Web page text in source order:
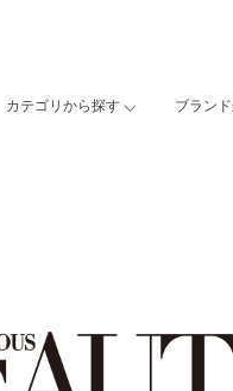
カテゴリから探す ブラン